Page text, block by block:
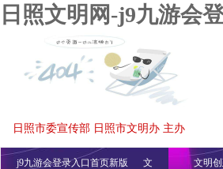
日照文明网-j9九游会
日照市委宣传部 日照市文明办 主办
j9九游会登录入口首页新版
文
文明